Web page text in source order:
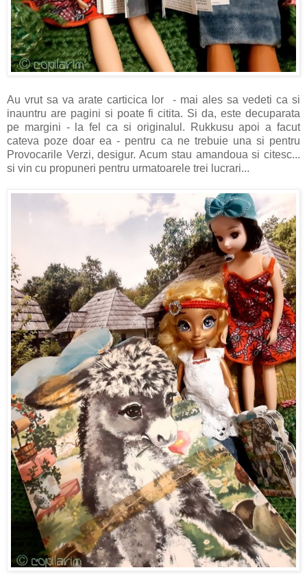
Au vrut sa va arate carticica lor - mai ales sa vedeti ca si
inauntru are pagini si poate fi citita. Si da, este decuparata
pe margini - la fel ca si originalul. Rukkusu apoi a facut
cateva poze doar ea - pentru ca ne trebuie una si pentru
Provocarile Verzi, desigur. Acum stau amandoua si citesc...
si vin cu propuneri pentru urmatoarele trei lucrari...